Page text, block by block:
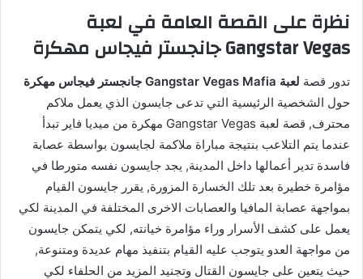
نظرة على القصة العامة في لعبة
Gangstar Vegas جانجستر فيجاس مهكرة
تدور قصة لعبة Gangstar Vegas Mafia جانجستر فيجاس مهكرة
حول الشخصية الرئيسية التي تدعى جايسون الذي يعمل ملاكم
محترف, قصة لعبة Gangstar Vegas مهكرة من ميديا فاير تبدأ
عندما يتم التلاعب بنتيجة مباراة ملاكمة لجايسون بواسطة عصابة
فاسدة تدير أعمالها داخل المدينة, يجد جايسون نفسه متورطا في
مؤامرة خطيرة بعد تلك الخسارة المزورة, يقرر جايسون القيام
بمواجهة عصابة المافيا والعصابات الاخرى المختلفة في المدينة لكي
يعمل على كشف الأسرار وراء مؤامرة خيانته, لكي يتمكن جايسون
من مواجهة العدو يتوجب عليه القيام بتنفيذ مهام عديدة ومتنوعة,
حيث يتعين على جايسون القتال وتجنيد المزيد من الحلفاء لكي